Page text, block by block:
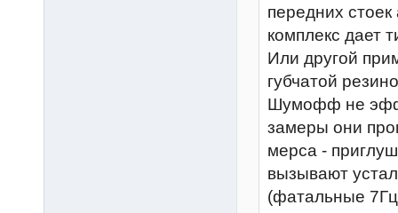
передних
комплекс дает
Или другой
губчатой
Шумофф не
замеры они
мерса -
вызывают
(фатальные